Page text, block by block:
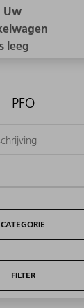
PFO
CATEGORIE
FILTER